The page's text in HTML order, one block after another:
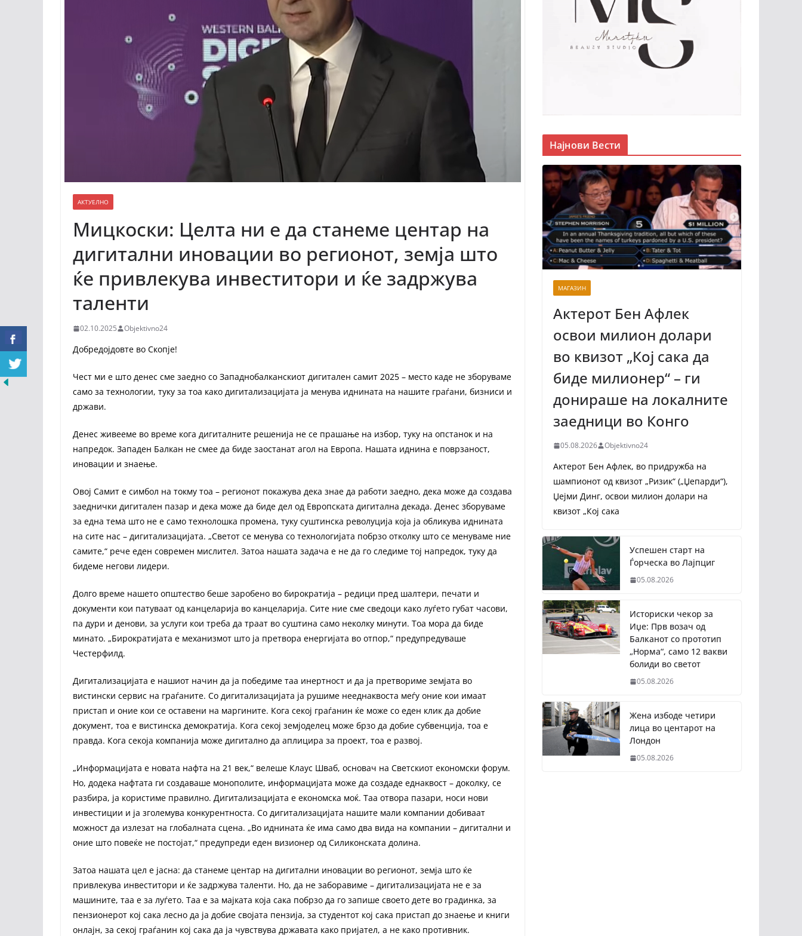
АКТУЕЛНО
Мицкоски: Целта ни е да станеме центар на
дигитални иновации во регионот, земја што
ќе привлекува инвеститори и ќе задржува
таленти
02.10.2025 Objektivno24
Добредојдовте во Скопје!
Чест ми е што денес сме заедно со Западнобалканскиот дигитален самит 2025 – место каде не зборуваме
само за технологии, туку за тоа како дигитализацијата ја менува иднината на нашите граѓани, бизниси и
држави.
Денес живееме во време кога дигиталните решенија не се прашање на избор, туку на опстанок и на
напредок. Западен Балкан не смее да биде заостанат агол на Европа. Нашата иднина е поврзаност,
иновации и знаење.
Овој Самит е симбол на токму тоа – регионот покажува дека знае да работи заедно, дека може да создава
заеднички дигитален пазар и дека може да биде дел од Европската дигитална декада. Денес зборуваме
за една тема што не е само технолошка промена, туку суштинска револуција која ја обликува иднината
на сите нас – дигитализацијата. „Светот се менува со технологијата побрзо отколку што се менуваме ние
самите,“ рече еден современ мислител. Затоа нашата задача е не да го следиме тој напредок, туку да
бидеме негови лидери.
Долго време нашето општество беше заробено во бирократија – редици пред шалтери, печати и
документи кои патуваат од канцеларија во канцеларија. Сите ние сме сведоци како луѓето губат часови,
па дури и денови, за услуги кои треба да траат во суштина само неколку минути. Тоа мора да биде
минато. „Бирократијата е механизмот што ја претвора енергијата во отпор,“ предупредуваше
Честерфилд.
Дигитализацијата е нашиот начин да ја победиме таа инертност и да ја претвориме земјата во
вистински сервис на граѓаните. Со дигитализацијата ја рушиме нееднаквоста меѓу оние кои имаат
пристап и оние кои се оставени на маргините. Кога секој граѓанин ќе може со еден клик да добие
документ, тоа е вистинска демократија. Кога секој земјоделец може брзо да добие субвенција, тоа е
правда. Кога секоја компанија може дигитално да аплицира за проект, тоа е развој.
„Информацијата е новата нафта на 21 век,“ велеше Клаус Шваб, основач на Светскиот економски форум.
Но, додека нафтата ги создаваше монополите, информацијата може да создаде еднаквост – доколку, се
разбира, ја користиме правилно. Дигитализацијата е економска моќ. Таа отвора пазари, носи нови
инвестиции и ја зголемува конкурентноста. Со дигитализацијата нашите мали компании добиваат
можност да излезат на глобалната сцена. „Во иднината ќе има само два вида на компании – дигитални и
оние што повеќе не постојат,“ предупреди еден визионер од Силиконската долина.
Затоа нашата цел е јасна: да станеме центар на дигитални иновации во регионот, земја што ќе
привлекува инвеститори и ќе задржува таленти. Но, да не заборавиме – дигитализацијата не е за
машините, таа е за луѓето. Таа е за мајката која сака побрзо да го запише своето дете во градинка, за
пензионерот кој сака лесно да ја добие својата пензија, за студентот кој сака пристап до знаење и книги
онлајн, за секој граѓанин кој сака да ја чувствува државата како пријател, а не како противник.
Најнови Вести
МАГАЗИН
Актерот Бен Афлек
освои милион долари
во квизот „Кој сака да
биде милионер“ – ги
донираше на локалните
заедници во Конго
05.08.2026 Objektivno24
Актерот Бен Афлек, во придружба на
шампионот од квизот „Ризик“ („Џепарди“),
Џејми Динг, освои милион долари на
квизот „Кој сака
Успешен старт на
Ѓорческа во Лајпциг
05.08.2026
Историски чекор за
Иџе: Прв возач од
Балканот со прототип
„Норма“, само 12 вакви
болиди во светот
05.08.2026
Жена избоде четири
лица во центарот на
Лондон
05.08.2026